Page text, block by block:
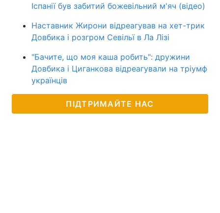
Іспанії був забитий божевільний м'яч (відео)
Наставник Жирони відреагував на хет-трик
Довбика і розгром Севільї в Ла Лізі
"Бачите, що моя каша робить": дружини
Довбика і Циганкова відреагували на тріумф
українців
ПІДТРИМАЙТЕ НАС